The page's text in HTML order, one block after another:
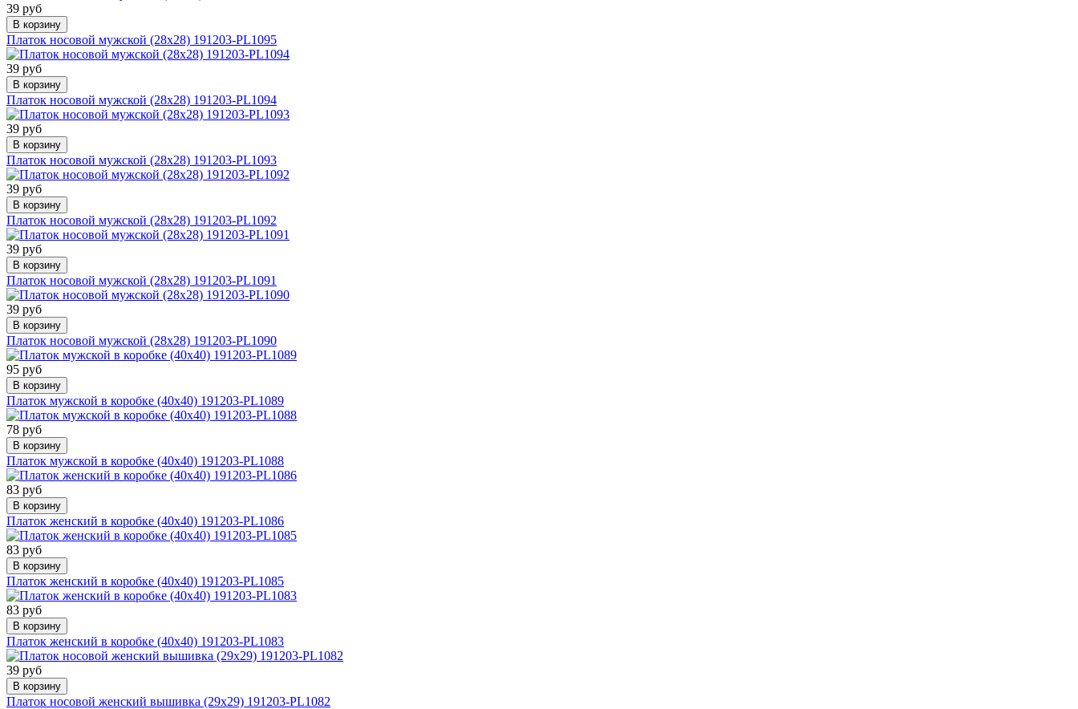
39 руб
В корзину
Платок носовой мужской (28х28) 191203-PL1095
39 руб
В корзину
Платок носовой мужской (28х28) 191203-PL1094
39 руб
В корзину
Платок носовой мужской (28х28) 191203-PL1093
39 руб
В корзину
Платок носовой мужской (28х28) 191203-PL1092
39 руб
В корзину
Платок носовой мужской (28х28) 191203-PL1091
39 руб
В корзину
Платок носовой мужской (28х28) 191203-PL1090
95 руб
В корзину
Платок мужской в коробке (40х40) 191203-PL1089
78 руб
В корзину
Платок мужской в коробке (40х40) 191203-PL1088
83 руб
В корзину
Платок женский в коробке (40х40) 191203-PL1086
83 руб
В корзину
Платок женский в коробке (40х40) 191203-PL1085
83 руб
В корзину
Платок женский в коробке (40х40) 191203-PL1083
39 руб
В корзину
Платок носовой женский вышивка (29х29) 191203-PL1082